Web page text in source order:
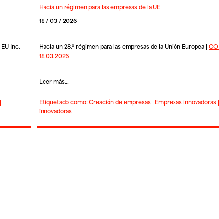
Inc. |
Hacia un régimen para las empresas de la UE
18 / 03 / 2026
Hacia un 28.º régimen para las empresas de la Unión Europea |
18.03.2026
Leer más...
Etiquetado como:Creación de empresas | Empresas innovadoras
innovadoras